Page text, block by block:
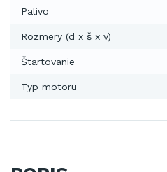
Palivo
Rozmery (d x š x v)
Štartovanie
Typ motoru